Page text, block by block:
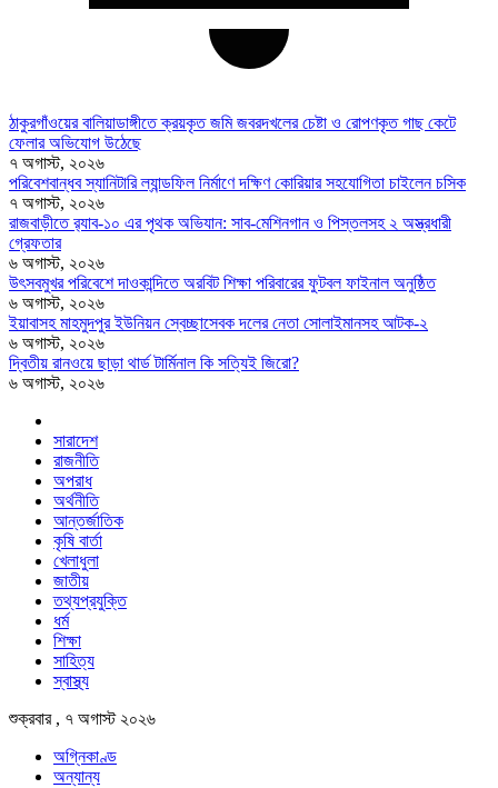
ঠাকুরগাঁওয়ের বালিয়াডাঙ্গীতে ক্রয়কৃত জমি জবরদখলের চেষ্টা ও রোপণকৃত গাছ কেটে
ফেলার অভিযোগ উঠেছে
৭ অগাস্ট, ২০২৬
পরিবেশবান্ধব স্যানিটারি ল্যান্ডফিল নির্মাণে দক্ষিণ কোরিয়ার সহযোগিতা চাইলেন চসিক
৭ অগাস্ট, ২০২৬
রাজবাড়ীতে র‍্যাব-১০ এর পৃথক অভিযান: সাব-মেশিনগান ও পিস্তলসহ ২ অস্ত্রধারী
গ্রেফতার
৬ অগাস্ট, ২০২৬
উৎসবমুখর পরিবেশে দাওকান্দিতে অরবিট শিক্ষা পরিবারের ফুটবল ফাইনাল অনুষ্ঠিত
৬ অগাস্ট, ২০২৬
ইয়াবাসহ মাহমুদপুর ইউনিয়ন স্বেচ্ছাসেবক দলের নেতা সোলাইমানসহ আটক-২
৬ অগাস্ট, ২০২৬
দ্বিতীয় রানওয়ে ছাড়া থার্ড টার্মিনাল কি সত্যিই জিরো?
৬ অগাস্ট, ২০২৬
সারাদেশ
রাজনীতি
অপরাধ
অর্থনীতি
আন্তর্জাতিক
কৃষি বার্তা
খেলাধুলা
জাতীয়
তথ্যপ্রযুক্তি
ধর্ম
শিক্ষা
সাহিত্য
স্বাস্থ্য
শুক্রবার , ৭ অগাস্ট ২০২৬
অগ্নিকাণ্ড
অন্যান্য